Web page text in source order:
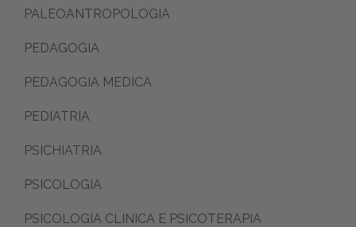
PALEOANTROPOLOGIA
PEDAGOGIA
PEDAGOGIA MEDICA
PEDIATRIA
PSICHIATRIA
PSICOLOGIA
PSICOLOGIA CLINICA E PSICOTERAPIA